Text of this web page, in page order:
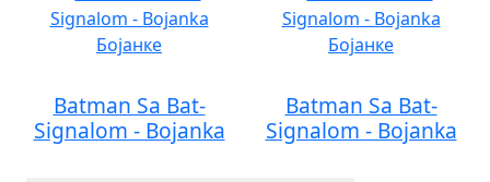
Batman Sa Bat-
Signalom - Bojanka
Batman Sa Bat-
Signalom - Bojanka